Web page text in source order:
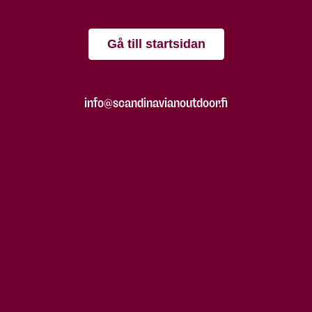
Gå till startsidan
info@scandinavianoutdoor.fi